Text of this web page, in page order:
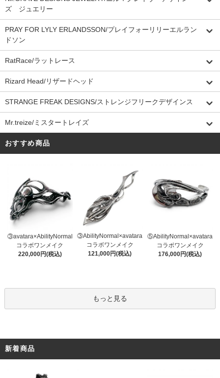
ズ ジュエリー
PRAY FOR LYLY ERLANDSSON/プレイフォーリリーエルラン
ドソン
RatRace/ラットレース
Rizard Head/リザードヘッド
STRANGE FREAK DESIGNS/ストレンジフリークデザインス
Mr.treize/ミスタートレイズ
おすすめ商品
③avatara×AbilityNormal
コラボワンメイク
220,000円(税込)
③AbilityNormal×avatara
コラボワンメイク
121,000円(税込)
⑤AbilityNormal×avatara
コラボワンメイク
176,000円(税込)
もっと見る
新着商品